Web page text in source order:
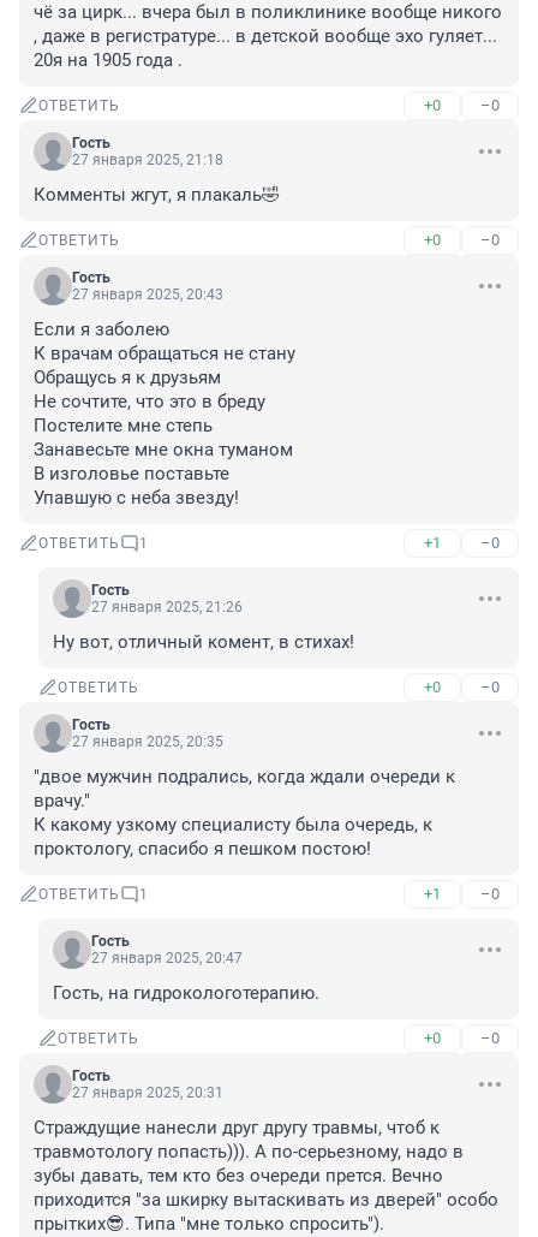
чё за цирк... вчера был в поликлинике вообще никого
, даже в регистратуре... в детской вообще эхо гуляет...
20я на 1905 года .
ОТВЕТИТЬ +0 –0
Гость
27 января 2025, 21:18
Комменты жгут, я плакаль🤣
ОТВЕТИТЬ +0 –0
Гость
27 января 2025, 20:43
Если я заболею
К врачам обращаться не стану
Обращусь я к друзьям
Не сочтите, что это в бреду
Постелите мне степь
Занавесьте мне окна туманом
В изголовье поставьте
Упавшую с неба звезду!
ОТВЕТИТЬ 1 +1 –0
Гость
27 января 2025, 21:26
Ну вот, отличный комент, в стихах!
ОТВЕТИТЬ +0 –0
Гость
27 января 2025, 20:35
"двое мужчин подрались, когда ждали очереди к
врачу."
К какому узкому специалисту была очередь, к
проктологу, спасибо я пешком постою!
ОТВЕТИТЬ 1 +1 –0
Гость
27 января 2025, 20:47
Гость, на гидрокологотерапию.
ОТВЕТИТЬ +0 –0
Гость
27 января 2025, 20:31
Страждущие нанесли друг другу травмы, чтоб к
травмотологу попасть))). А по-серьезному, надо в
зубы давать, тем кто без очереди прется. Вечно
приходится "за шкирку вытаскивать из дверей" особо
прытких😎. Типа "мне только спросить").